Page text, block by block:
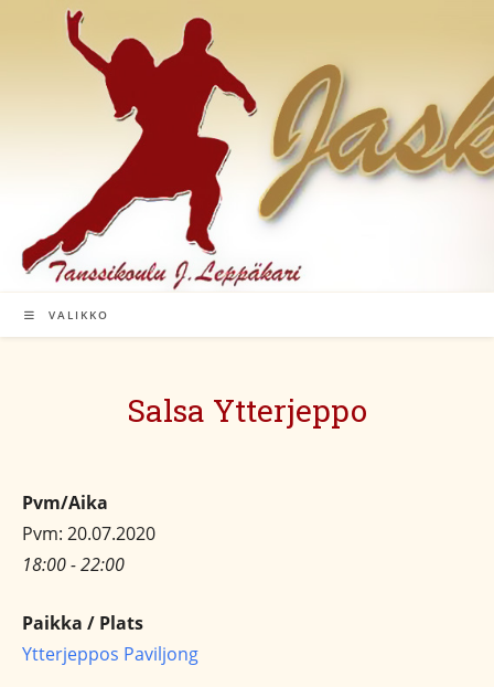
VALIKKO
Salsa Ytterjeppo
Pvm/Aika
Pvm: 20.07.2020
18:00 - 22:00
Paikka / Plats
Ytterjeppos Paviljong